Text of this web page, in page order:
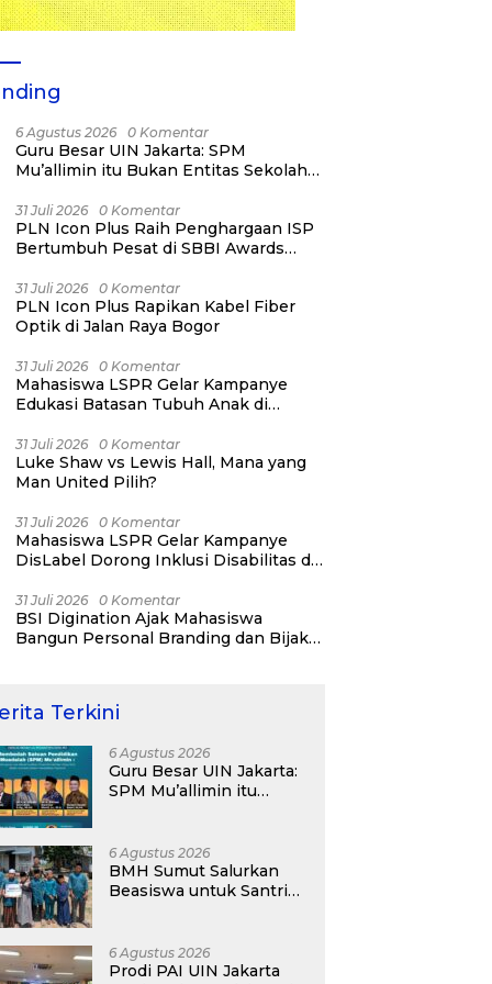
6 Agustus 2026 0 Komentar
Guru Besar UIN Jakarta: SPM
Mu’allimin itu Bukan Entitas Sekolah
31 Juli 2026 0 Komentar
PLN Icon Plus Raih Penghargaan ISP
Bertumbuh Pesat di SBBI Awards
31 Juli 2026 0 Komentar
PLN Icon Plus Rapikan Kabel Fiber
Optik di Jalan Raya Bogor
31 Juli 2026 0 Komentar
Mahasiswa LSPR Gelar Kampanye
Edukasi Batasan Tubuh Anak di
31 Juli 2026 0 Komentar
Luke Shaw vs Lewis Hall, Mana yang
Man United Pilih?
31 Juli 2026 0 Komentar
Mahasiswa LSPR Gelar Kampanye
DisLabel Dorong Inklusi Disabilitas di
31 Juli 2026 0 Komentar
BSI Digination Ajak Mahasiswa
Bangun Personal Branding dan Bijak
Terkini
6 Agustus 2026
Guru Besar UIN Jakarta:
SPM Mu’allimin itu
6 Agustus 2026
BMH Sumut Salurkan
Beasiswa untuk Santri
6 Agustus 2026
Prodi PAI UIN Jakarta